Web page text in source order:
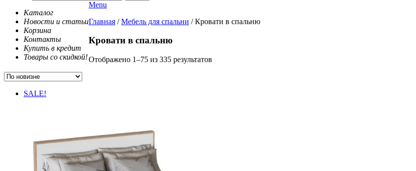
Каталог
Новости и статьи
Корзина
Контакты
Купить в кредит
Товары со скидкой!
Menu
Главная / Мебель для спальни / Кровати в спальню
Кровати в спальню
Отображено 1–75 из 335 результатов
SALE!